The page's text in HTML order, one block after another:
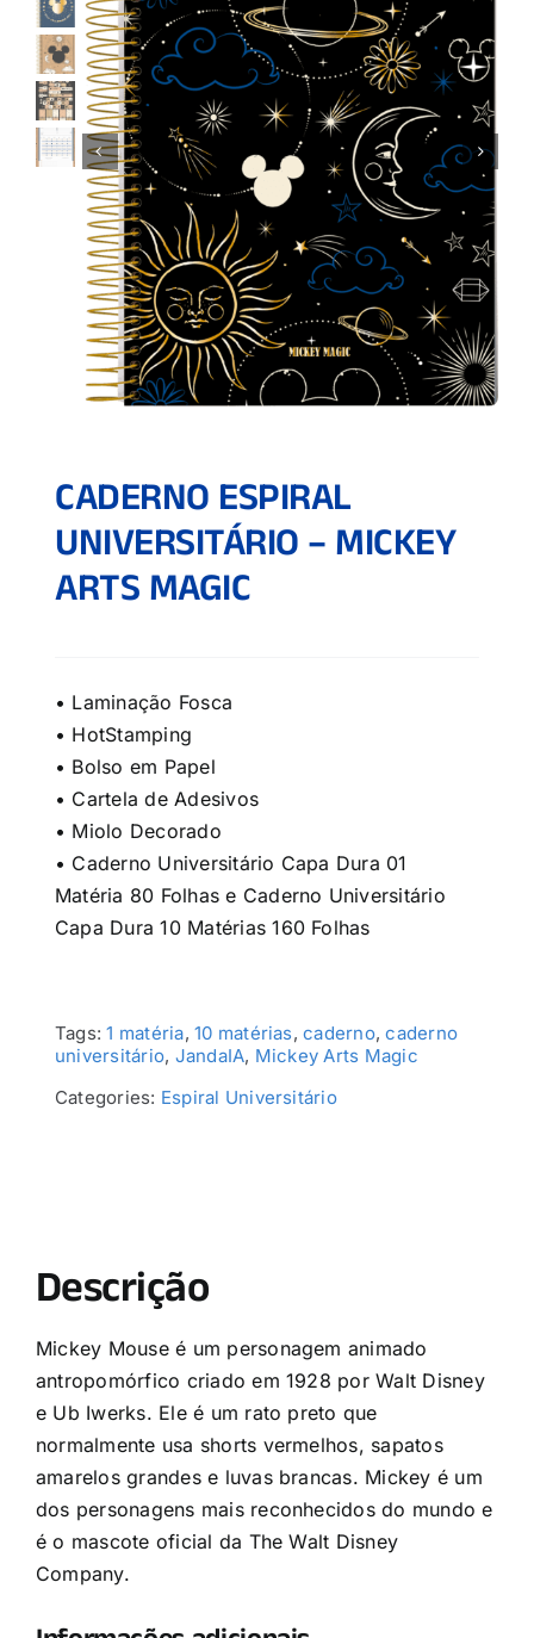
CADERNO ESPIRAL
UNIVERSITÁRIO – MICKEY
ARTS MAGIC
• Laminação Fosca
• HotStamping
• Bolso em Papel
• Cartela de Adesivos
• Miolo Decorado
• Caderno Universitário Capa Dura 01
Matéria 80 Folhas e Caderno Universitário
Capa Dura 10 Matérias 160 Folhas
Tags:1 matéria,10 matérias,caderno,caderno
universitário, JandaIA, Mickey Arts Magic
Categories: Espiral Universitário
Descrição
Mickey Mouse é um personagem animado
antropomórfico criado em 1928 por Walt Disney
e Ub Iwerks. Ele é um rato preto que
normalmente usa shorts vermelhos, sapatos
amarelos grandes e luvas brancas. Mickey é um
dos personagens mais reconhecidos do mundo e
é o mascote oficial da The Walt Disney
Company.